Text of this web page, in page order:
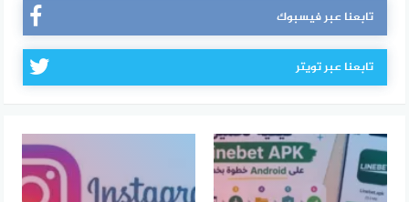
تابعنا عبر فيسبوك
تابعنا عبر تويتر